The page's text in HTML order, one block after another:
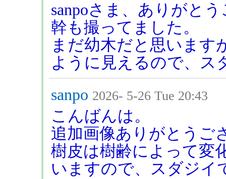
sanpoさま、ありがと
幹も撮ってました。
まだ幼木だと思います
ように見えるので、ス
sanpo 2026- 5-26 Tue 20:43
こんばんは。
追加画像ありがとうご
樹皮は樹齢によって変
いますので、スダジイ